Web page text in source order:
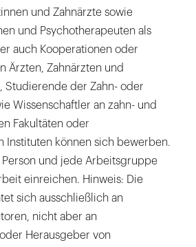
und Zahnärzte sowie
und Psychotherapeuten als
auch Kooperationen oder
Ärzten, Zahnärzten und
Studierende der Zahn- oder
Wissenschaftler an zahn- und
Fakultäten oder
Instituten können sich bewerben.
und jede Arbeitsgruppe
einreichen. Hinweis: Die
sich ausschließlich an
nicht aber an
Herausgeber von